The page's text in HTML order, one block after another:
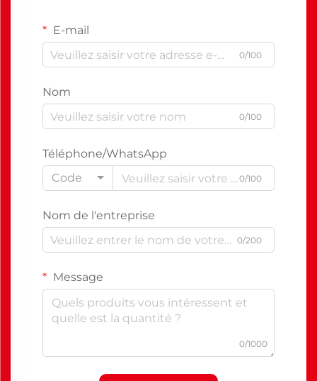
E-mail
0/100
Nom
0/100
Téléphone/WhatsApp
Code
0/100
Nom de l'entreprise
0/200
Message
0/1000